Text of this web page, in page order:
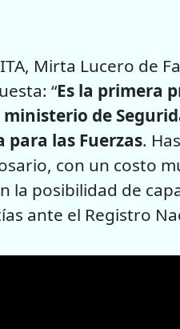
Mirta Lucero de
“Es la primera
de
las Fuerzas.
con un costo
la posibilidad de
ante el Registro